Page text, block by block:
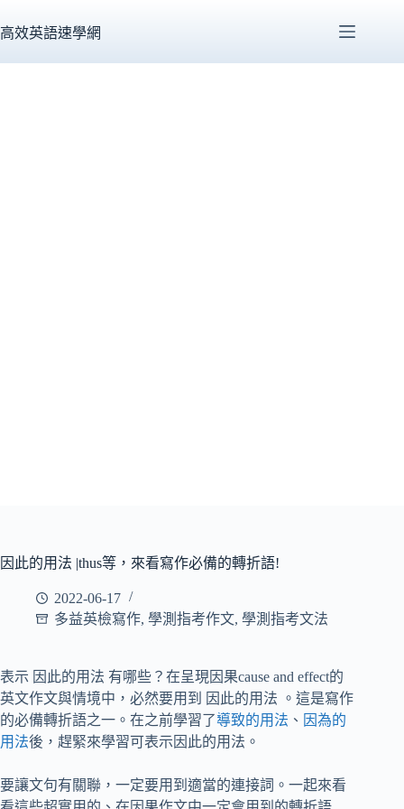
至
高效英語速學網
因此的用法 |thus等，來看寫作必備的轉折語!
2022-06-17
多益英檢寫作, 學測指考作文, 學測指考文法
表示 因此的用法 有哪些？在呈現因果cause and effect的
英文作文與情境中，必然要用到 因此的用法 。這是寫作
的必備轉折語之一。在之前學習了導致的用法 、 因為的
用法後，趕緊來學習可表示因此的用法。
要讓文句有關聯，一定要用到適當的連接詞。一起來看